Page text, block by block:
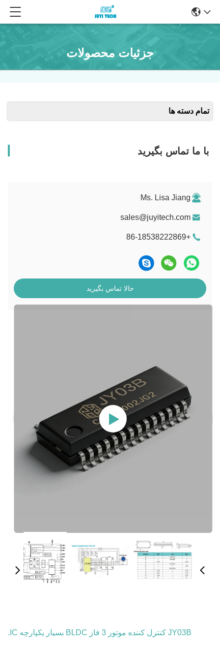
جزئیات محصولات
تمام دسته ها
با ما تماس بگیرید
Ms. Lisa Jiang
sales@juyitech.com
+86-18538222869
حالا تماس بگیرید
JY03B کنترل کننده موتور 3 فاز BLDC بسیار یکپارچه IC.